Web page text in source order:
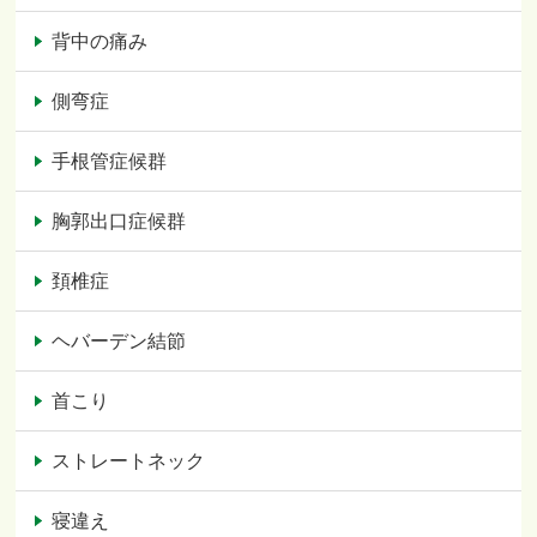
背中の痛み
側弯症
手根管症候群
胸郭出口症候群
頚椎症
ヘバーデン結節
首こり
ストレートネック
寝違え